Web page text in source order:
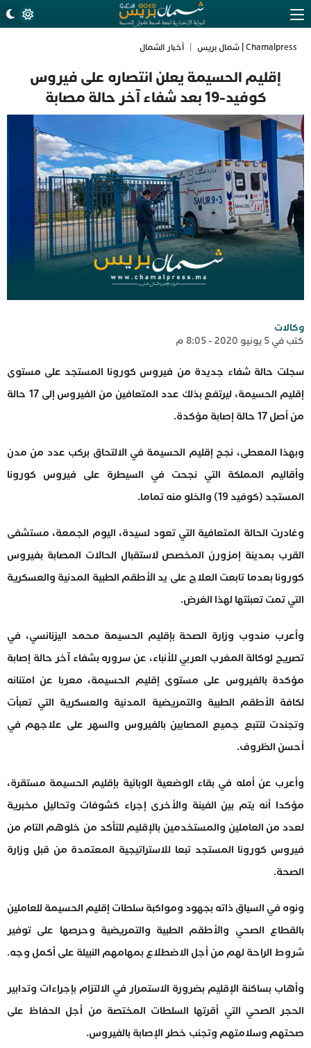
Chamalpress | شمال بريس أخبار الشمال
إقليم الحسيمة يعلن انتصاره على فيروس
كوفيد-19 بعد شفاء آخر حالة مصابة
وكالات
كتب في 5 يونيو 2020 - 8:05 م
سجلت حالة شفاء جديدة من فيروس كورونا المستجد على مستوى
إقليم الحسيمة، ليرتفع بذلك عدد المتعافين من الفيروس إلى 17 حالة
من أصل 17 حالة إصابة مؤكدة.
وبهذا المعطى، نجح إقليم الحسيمة في الالتحاق بركب عدد من مدن
وأقاليم المملكة التي نجحت في السيطرة على فيروس كورونا
المستجد (كوفيد 19) والخلو منه تماما.
وغادرت الحالة المتعافية التي تعود لسيدة، اليوم الجمعة، مستشفى
القرب بمدينة إمزورن المخصص لاستقبال الحالات المصابة بفيروس
كورونا بعدما تابعت العلاج على يد الأطقم الطبية المدنية والعسكرية
التي تمت تعبئتها لهذا الغرض.
وأعرب مندوب وزارة الصحة بإقليم الحسيمة محمد اليزنانسي، في
تصريح لوكالة المغرب العربي للأنباء، عن سروره بشفاء آخر حالة إصابة
مؤكدة بالفيروس على مستوى إقليم الحسيمة، معربا عن امتنانه
لكافة الأطقم الطبية والتمريضية المدنية والعسكرية التي تعبأت
وتجندت لتتبع جميع المصابين بالفيروس والسهر على علاجهم في
أحسن الظروف.
وأعرب عن أمله في بقاء الوضعية الوبائية بإقليم الحسيمة مستقرة،
مؤكدا أنه يتم بين الفينة والأخرى إجراء كشوفات وتحاليل مخبرية
لعدد من العاملين والمستخدمين بالإقليم للتأكد من خلوهم التام من
فيروس كورونا المستجد تبعا للاستراتيجية المعتمدة من قبل وزارة
الصحة.
ونوه في السياق ذاته بجهود ومواكبة سلطات إقليم الحسيمة للعاملين
بالقطاع الصحي والأطقم الطبية والتمريضية وحرصها على توفير
شروط الراحة لهم من أجل الاضطلاع بمهامهم النبيلة على أكمل وجه.
وأهاب بساكنة الإقليم بضرورة الاستمرار في الالتزام بإجراءات وتدابير
الحجر الصحي التي أقرتها السلطات المختصة من أجل الحفاظ على
صحتهم وسلامتهم وتجنب خطر الإصابة بالفيروس.